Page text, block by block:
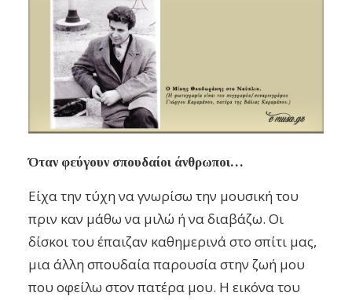
Όταν φεύγουν σπουδαίοι άνθρωποι…
Είχα την τύχη να γνωρίσω την μουσική του
πριν καν μάθω να μιλώ ή να διαβάζω. Οι
δίσκοι του έπαιζαν καθημερινά στο σπίτι μας,
μια άλλη σπουδαία παρουσία στην ζωή μου
που οφείλω στον πατέρα μου. Η εικόνα του